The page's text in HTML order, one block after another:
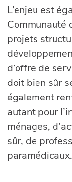
L’enjeu est
Communauté
projets
d’offre de
doit bien sûr
également
autant pour
ménages,
sûr, de
paramédicaux.